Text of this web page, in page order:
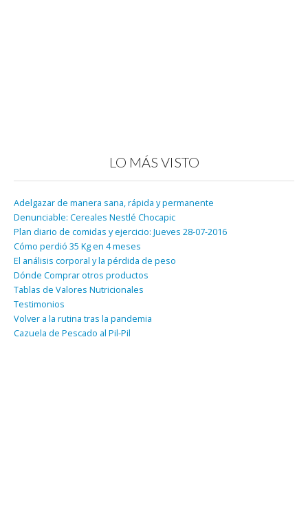
LO MÁS VISTO
Adelgazar de manera sana, rápida y permanente
Denunciable: Cereales Nestlé Chocapic
Plan diario de comidas y ejercicio: Jueves 28-07-2016
Cómo perdió 35 Kg en 4 meses
El análisis corporal y la pérdida de peso
Dónde Comprar otros productos
Tablas de Valores Nutricionales
Testimonios
Volver a la rutina tras la pandemia
Cazuela de Pescado al Pil-Pil